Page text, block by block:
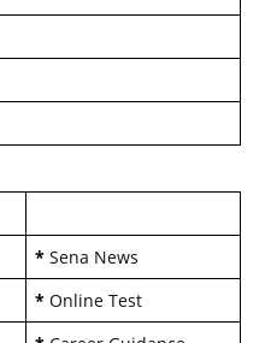
* Sena News
* Online Test